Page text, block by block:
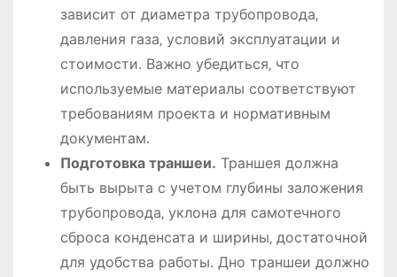
зависит от диаметра трубопровода‚
давления газа‚ условий эксплуатации и
стоимости․ Важно убедиться‚ что
используемые материалы соответствуют
требованиям проекта и нормативным
документам․
Подготовка траншеи․ Траншея должна
быть вырыта с учетом глубины заложения
трубопровода‚ уклона для самотечного
сброса конденсата и ширины‚ достаточной
для удобства работы․ Дно траншеи должно